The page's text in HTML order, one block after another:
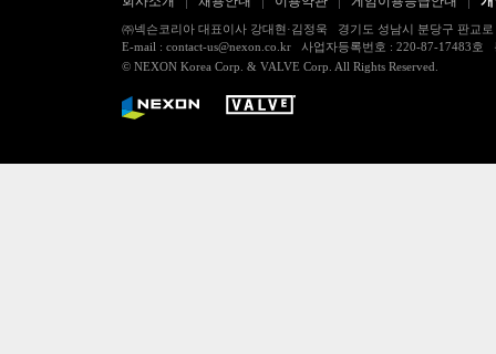
㈜넥슨코리아 대표이사 강대현·김정욱 경기도 성남시 분당구 판교
E-mail : contact-us@nexon.co.kr 사업자등록번호 : 220-87-17483
© NEXON Korea Corp. & VALVE Corp. All Rights Reserved.